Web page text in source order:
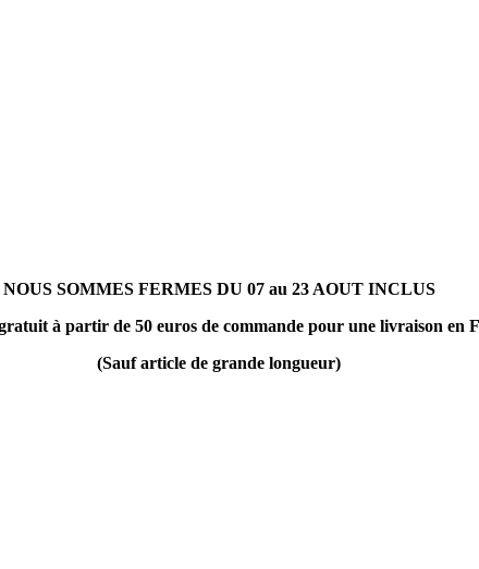
NOUS SOMMES FERMES DU 07 au 23 AOUT INCLUS
à partir de 50 euros de commande pour une livraison en
(Sauf article de grande longueur)